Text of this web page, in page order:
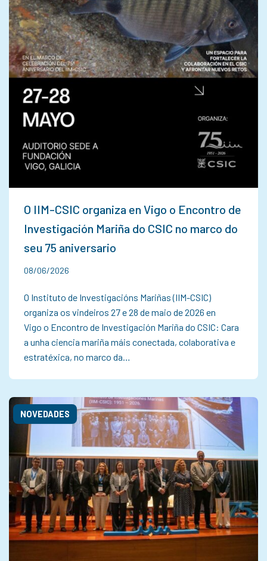
O IIM-CSIC organiza en Vigo o Encontro de
Investigación Mariña do CSIC no marco do
seu 75 aniversario
08/06/2026
O Instituto de Investigacións Mariñas (IIM-CSIC)
organiza os vindeiros 27 e 28 de maio de 2026 en
Vigo o Encontro de Investigación Mariña do CSIC: Cara
a unha ciencia mariña máis conectada, colaborativa e
estratéxica, no marco da…
NOVEDADES